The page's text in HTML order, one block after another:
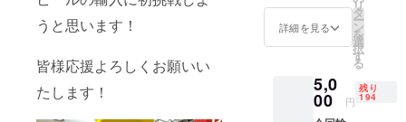
うと思います！
皆様応援よろしくお願いい
たします！
330ml
定価
730円
ルス
ナータ
イプの
詳細を見る
リ
タ
ー
ン
を
選
択
す
る
5,0
00 円
残り
194